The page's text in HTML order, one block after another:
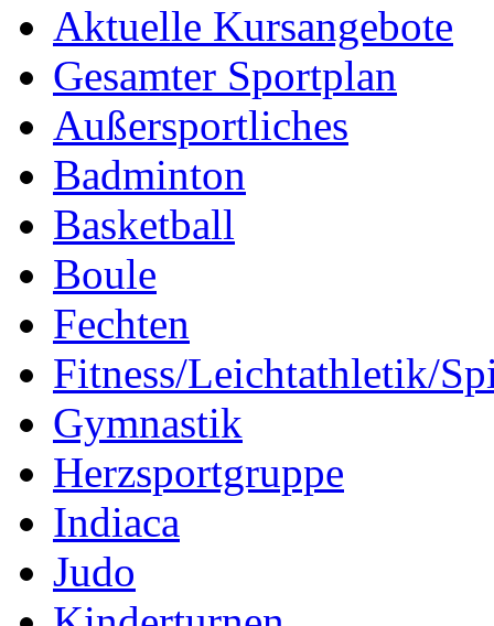
Aktuelle Kursangebote
Gesamter Sportplan
Außersportliches
Badminton
Basketball
Boule
Fechten
Fitness/Leichtathletik/
Gymnastik
Herzsportgruppe
Indiaca
Judo